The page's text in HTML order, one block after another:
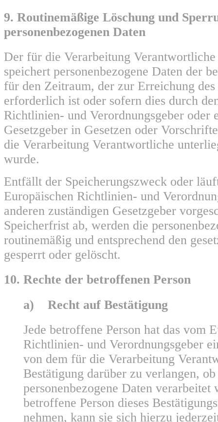
9. Routinemäßige Löschung und
personenbezogenen Daten
Der für die Verarbeitung
speichert personenbezogene Daten der
für den Zeitraum, der zur Erreichung
erforderlich ist oder sofern dies durch
Richtlinien- und Verordnungsgeber oder
Gesetzgeber in Gesetzen oder
die Verarbeitung Verantwortliche
wurde.
Entfällt der Speicherungszweck oder
Europäischen Richtlinien- und
anderen zuständigen Gesetzgeber
Speicherfrist ab, werden die
routinemäßig und entsprechend den
gesperrt oder gelöscht.
10. Rechte der betroffenen Person
a) Recht auf Bestätigung
Jede betroffene Person hat das vom
Richtlinien- und Verordnungsgeber
von dem für die Verarbeitung
Bestätigung darüber zu verlangen,
personenbezogene Daten verarbeitet
betroffene Person dieses
nehmen, kann sie sich hierzu